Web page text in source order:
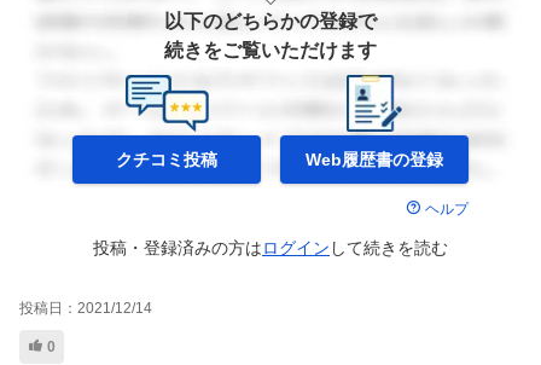
以下のどちらかの登録で
続きをご覧いただけます
クチコミ投稿 Web履歴書の登録
ヘルプ
投稿・登録済みの方はログイン して続きを読む
投稿日： 2021/12/14
0